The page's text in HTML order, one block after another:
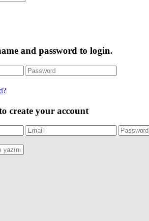
and password to login.
create your account